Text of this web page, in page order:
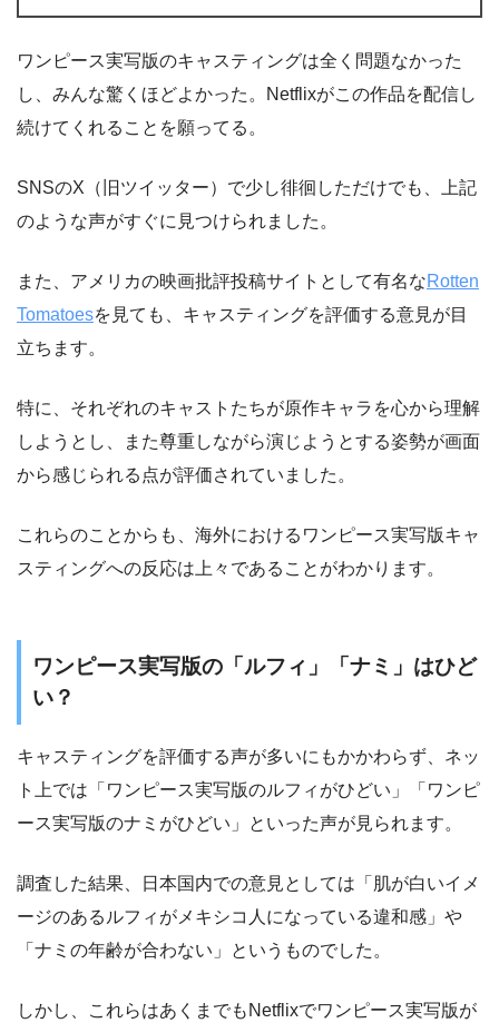
ワンピース実写版のキャスティングは全く問題なかった
し、みんな驚くほどよかった。Netflixがこの作品を配信し
続けてくれることを願ってる。
SNSのX（旧ツイッター）で少し徘徊しただけでも、上記
のような声がすぐに見つけられました。
また、アメリカの映画批評投稿サイトとして有名なRotten
Tomatoesを見ても、キャスティングを評価する意見が目
立ちます。
特に、それぞれのキャストたちが原作キャラを心から理解
しようとし、また尊重しながら演じようとする姿勢が画面
から感じられる点が評価されていました。
これらのことからも、海外におけるワンピース実写版キャ
スティングへの反応は上々であることがわかります。
ワンピース実写版の「ルフィ」「ナミ」はひど
い？
キャスティングを評価する声が多いにもかかわらず、ネッ
ト上では「ワンピース実写版のルフィがひどい」「ワンピ
ース実写版のナミがひどい」といった声が見られます。
調査した結果、日本国内での意見としては「肌が白いイメ
ージのあるルフィがメキシコ人になっている違和感」や
「ナミの年齢が合わない」というものでした。
しかし、これらはあくまでもNetflixでワンピース実写版が